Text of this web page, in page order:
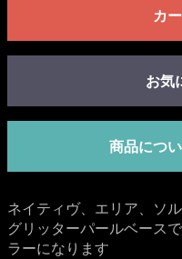
カ
お気
商品につ
ネイティヴ、エリア、ソ
グリッターパールベース
ラーになります